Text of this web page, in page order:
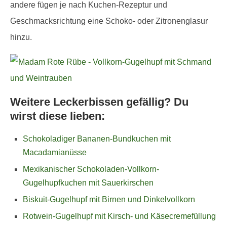
andere fügen je nach Kuchen-Rezeptur und
Geschmacksrichtung eine Schoko- oder Zitronenglasur
hinzu.
Weitere Leckerbissen gefällig? Du
wirst diese lieben:
Schokoladiger Bananen-Bundkuchen mit
Macadamianüsse
Mexikanischer Schokoladen-Vollkorn-
Gugelhupfkuchen mit Sauerkirschen
Biskuit-Gugelhupf mit Birnen und Dinkelvollkorn
Rotwein-Gugelhupf mit Kirsch- und Käsecremefüllung